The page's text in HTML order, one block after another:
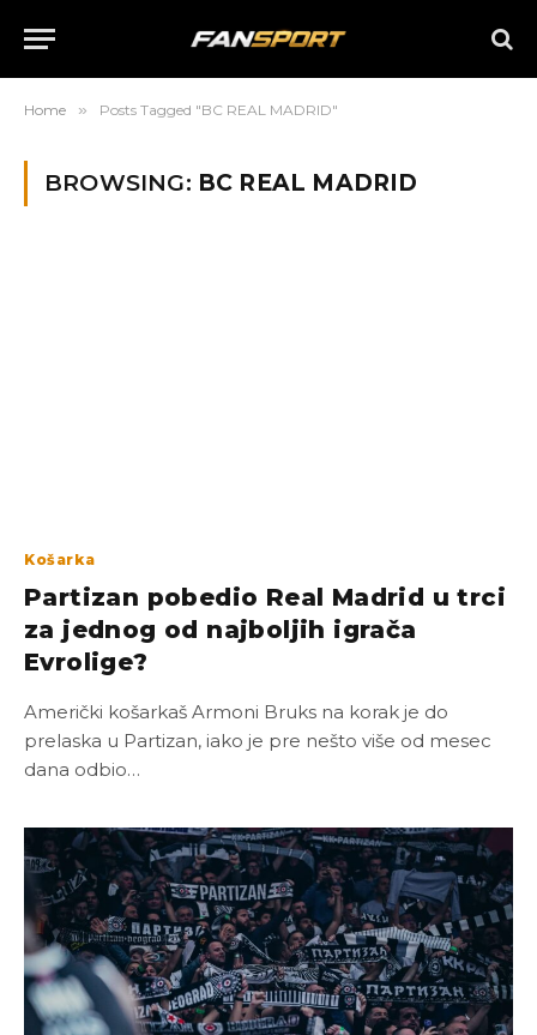
Home » Posts Tagged "BC REAL MADRID"
BROWSING: BC REAL MADRID
Košarka
Partizan pobedio Real Madrid u trci
za jednog od najboljih igrača
Evrolige?
Američki košarkaš Armoni Bruks na korak je do
prelaska u Partizan, iako je pre nešto više od mesec
dana odbio…